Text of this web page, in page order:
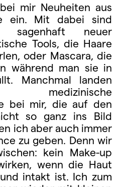
mir Neuheiten aus
ein. Mit dabei sind
sagenhaft neuer
Tools, die Haare
oder Mascara, die
während man sie in
Manchmal landen
bei mir, die auf den
so ganz ins Bild
ich aber auch immer
zu geben. Denn wir
kein Make-up
wenn die Haut
intakt ist. Ich zum